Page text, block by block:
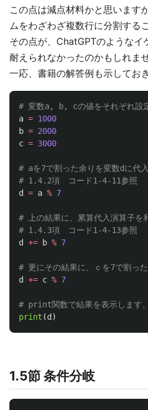
この点は減点材料かと思います
ムをわざわざ複数行に分割する
その点が、ChatGPTのようなイ
耐えられなかったのかもしれませ
一応、書籍の解答例も示しておき
a = 1000
b = 2000
c = 3000
# aを7で割った余りを変数dに代
d
= a % 7
# 上の結果に、累算代入演算子を
d
+= b % 7
d
+= c % 7
print (d )
1.5節 条件分岐